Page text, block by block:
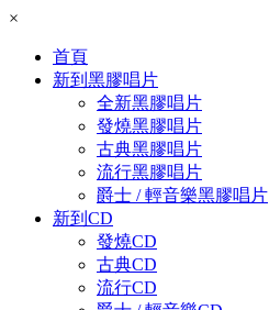
×
首頁
新到黑膠唱片
全新黑膠唱片
發燒黑膠唱片
古典黑膠唱片
流行黑膠唱片
爵士 / 輕音樂黑膠唱片
新到CD
發燒CD
古典CD
流行CD